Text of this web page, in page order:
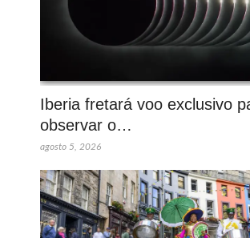
Iberia fretará voo exclusivo
observar o…
agosto 5, 2026